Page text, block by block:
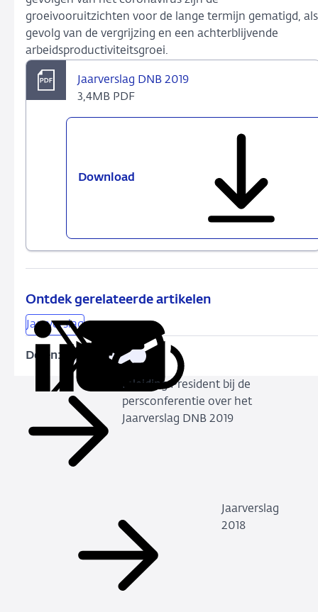
groeivooruitzichten voor de lange termijn gematigd, als
gevolg van de vergrijzing en een achterblijvende
arbeidsproductiviteitsgroei.
Jaarverslag DNB 2019
3,4MB PDF
Download
Ontdek gerelateerde artikelen
Jaarverslag
Delen:
Deel
LinkedIn
via
X
Deel
Facebook
Deel
e-
mail
Kopieer
URL
Inleiding President bij de
persconferentie over het
Jaarverslag DNB 2019
Jaarverslag
2018